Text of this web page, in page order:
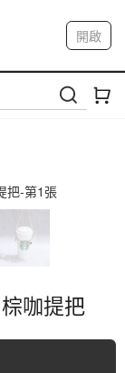
地
廣場
開啟
我的帳戶
咖提把